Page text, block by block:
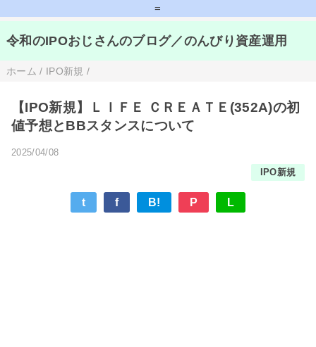
=
令和のIPOおじさんのブログ／のんびり資産運用
ホーム / IPO新規 /
【IPO新規】ＬＩＦＥ ＣＲＥＡＴＥ(352A)の初
値予想とBBスタンスについて
2025/04/08
IPO新規
t f B! P L